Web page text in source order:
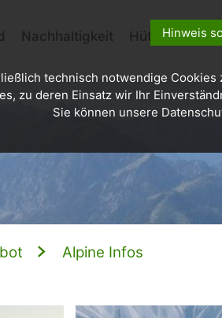
Nachhaltigkeit Hütten
Alpine Infos
Hinweis
technisch notwendige
zu deren Einsatz wir Ihr
Sie können unsere